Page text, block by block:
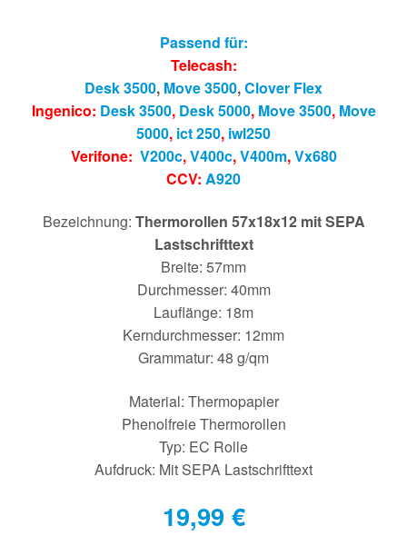
Passend für:
Telecash:
Desk 3500, Move 3500,Clover Flex
Ingenico: Desk 3500, Desk 5000, Move 3500, Move
5000, ict 250, iwl250
Verifone: V200c,V400c,V400m,Vx680
CCV: A920
Bezeichnung: Thermorollen 57x18x12 mit SEPA
Lastschrifttext
Breite: 57mm
Durchmesser: 40mm
Lauflänge: 18m
Kerndurchmesser: 12mm
Grammatur: 48 g/qm
Material: Thermopapier
Phenolfreie Thermorollen
Typ: EC Rolle
Aufdruck: Mit SEPA Lastschrifttext
19,99 €